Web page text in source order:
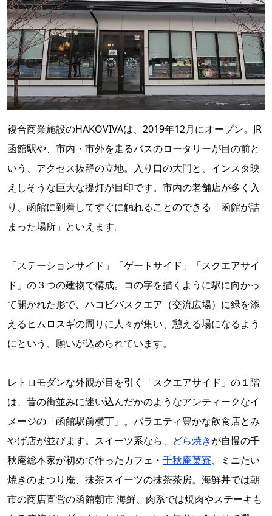
複合商業施設のHAKOVIVAは、2019年12月にオープン。JR
函館駅や、市内・市外を走るバスのロータリーが目の前と
いう、アクセス抜群の立地。入り口の大門と、インスタ映
えしそうな巨大な提灯が目印です。市内の老舗店が多く入
り、函館に到着してすぐに触れることのできる「函館が詰
まった場所」といえます。
「ステーションサイド」「ゲートサイド」「スクエアサイ
ド」の３つの建物で構成。コの字を描くように駅に向かっ
て開かれた形で、ハコビバスクエア（交流広場）に緑を添
えるヒムロスギの周りに人々が集い、憩える場になるよう
にという、願いが込められています。
レトロモダンな外観が目を引く「スクエアサイド」の１階
は、昔の街並みに迷い込んだかのようなアンティークなイ
メージの「函館駅前横丁」。バラエティ豊かな飲食店とみ
やげ店が並びます。スイーツ系なら、 どら焼きが自慢の千
秋庵総本家が初めて作ったカフェ・ 千秋庵菓寮、ミニたい
焼きのまつり庵、抹茶スイーツの抹茶茶房。海鮮丼では朝
市の商店直営の函館朝市 海鮮、肉系では焼肉やステーキも